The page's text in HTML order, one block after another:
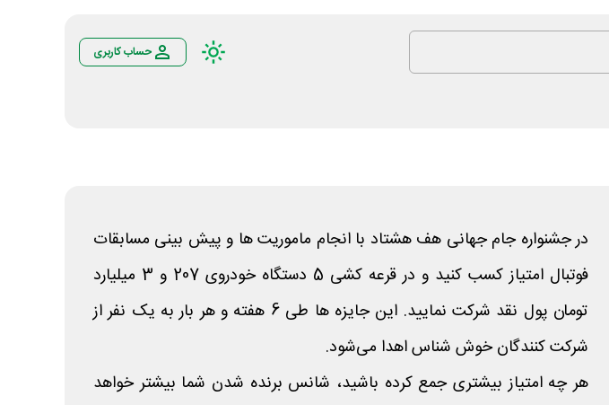
حساب کاربری
در جشنواره جام جهانی هف هشتاد با انجام ماموریت ها و پیش بینی مسابقات
فوتبال امتیاز کسب کنید و در قرعه کشی 5 دستگاه خودروی 207 و 3 میلیارد
تومان پول نقد شرکت نمایید. این جایزه ها طی 6 هفته و هر بار به یک نفر از
شرکت کنندگان خوش شناس اهدا می‌شود.
هر چه امتیاز بیشتری جمع کرده باشید، شانس برنده شدن شما بیشتر خواهد